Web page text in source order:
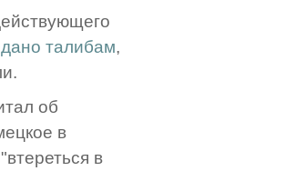
талибам,
об
в
в